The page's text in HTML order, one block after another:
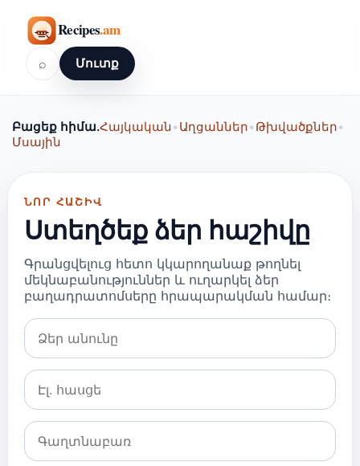
⌕ Մուտք
Բացեք հիմա.Հայկական•Աղցաններ•Թխվածքներ•
Մսային
ՆՈՐ ՀԱՇԻՎ
Ստեղծեք ձեր հաշիվը
Գրանցվելուց հետո կկարողանաք թողնել
մեկնաբանություններ և ուղարկել ձեր
բաղադրատոմսերը հրապարակման համար։